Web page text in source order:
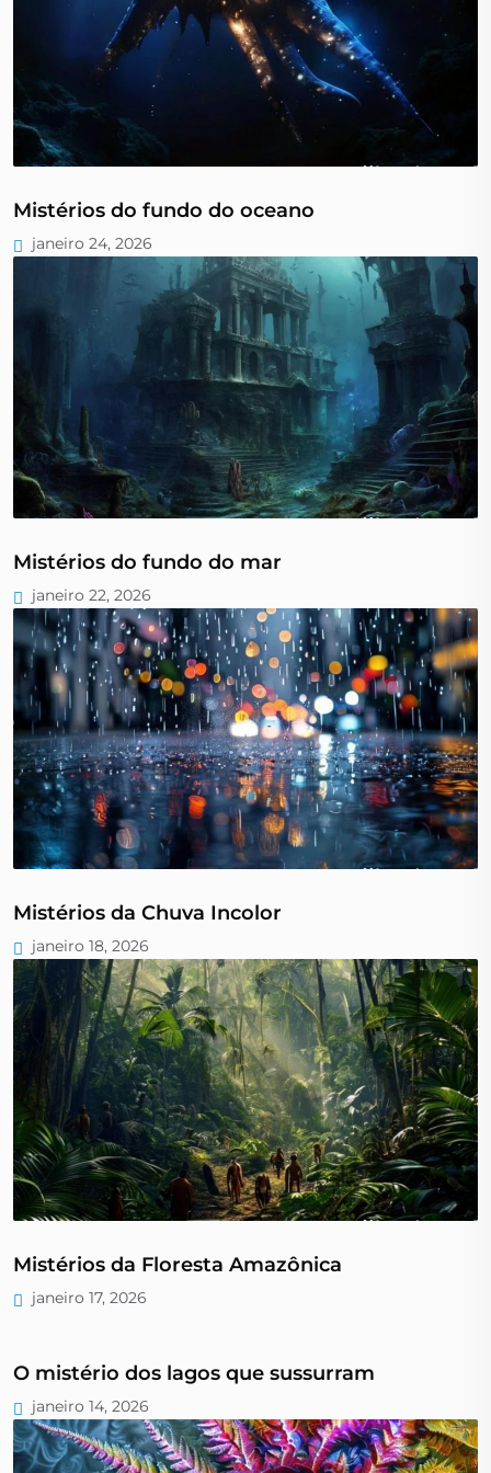
Mistérios do fundo do oceano
janeiro 24, 2026
Mistérios do fundo do mar
janeiro 22, 2026
Mistérios da Chuva Incolor
janeiro 18, 2026
Mistérios da Floresta Amazônica
janeiro 17, 2026
O mistério dos lagos que sussurram
janeiro 14, 2026